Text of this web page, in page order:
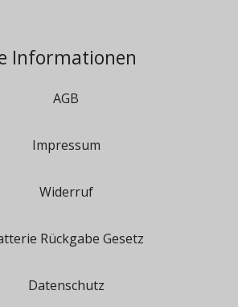
Informationen
AGB
Impressum
Widerruf
Rückgabe Gesetz
Datenschutz